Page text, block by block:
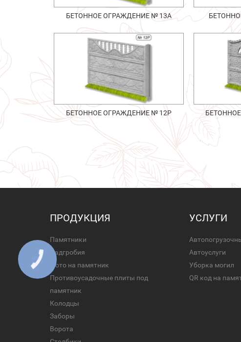
БЕТОННОЕ ОГРАЖДЕНИЕ № 13А
БЕТОННОЕ ОГРАЖДЕНИЕ № 12Р
ПРОДУКЦИЯ
Памятники
Надгробия
Фото на памятник
Противоусадочные плиты под
памятник
Колодцы
Заборы
Ворота
УСЛУГИ
Автоуслуги
Уборка могил
QR код на